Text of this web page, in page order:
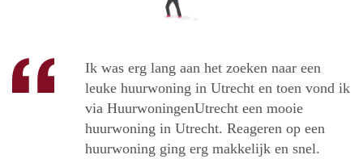
Ik was erg lang aan het zoeken naar een
leuke huurwoning in Utrecht en toen vond ik
via HuurwoningenUtrecht een mooie
huurwoning in Utrecht. Reageren op een
huurwoning ging erg makkelijk en snel.